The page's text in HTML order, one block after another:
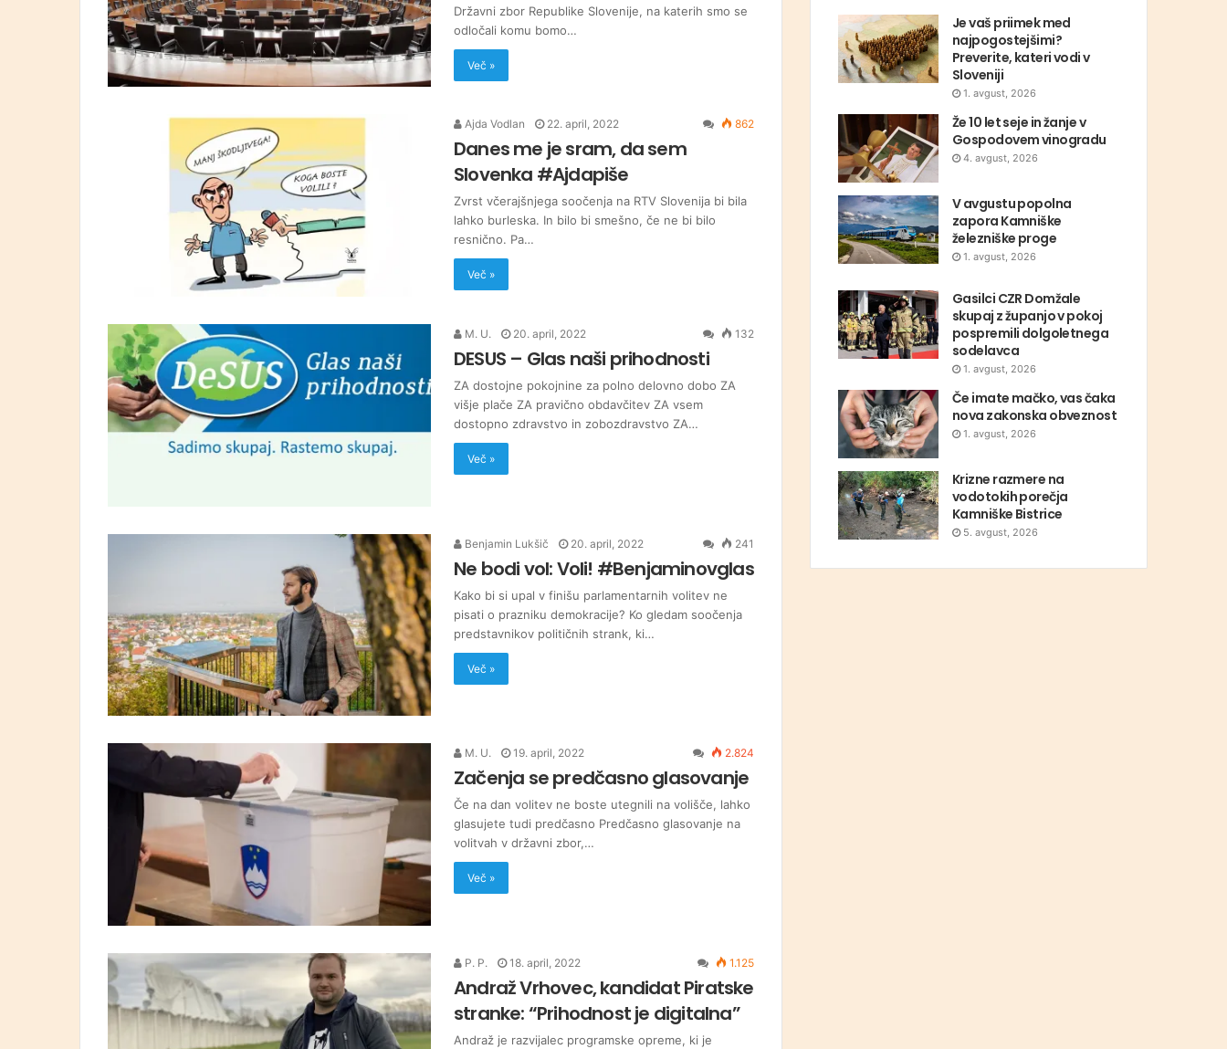
Državni zbor Republike Slovenije, na katerih smo se
odločali komu bomo…
Več »
Ajda Vodlan 22. april, 2022 862
Danes me je sram, da sem
Slovenka #Ajdapiše
Zvrst včerajšnjega soočenja na RTV Slovenija bi bila
lahko burleska. In bilo bi smešno, če ne bi bilo
resnično. Pa…
Več »
M. U. 20. april, 2022 132
DESUS – Glas naši prihodnosti
ZA dostojne pokojnine za polno delovno dobo ZA
višje plače ZA pravično obdavčitev ZA vsem
dostopno zdravstvo in zobozdravstvo ZA…
Več »
Benjamin Lukšič 20. april, 2022 241
Ne bodi vol: Voli! #Benjaminovglas
Kako bi si upal v finišu parlamentarnih volitev ne
pisati o prazniku demokracije? Ko gledam soočenja
predstavnikov političnih strank, ki…
Več »
M. U. 19. april, 2022 2.824
Začenja se predčasno glasovanje
Če na dan volitev ne boste utegnili na volišče, lahko
glasujete tudi predčasno Predčasno glasovanje na
volitvah v državni zbor,…
Več »
P. P. 18. april, 2022 1.125
Andraž Vrhovec, kandidat Piratske
stranke: “Prihodnost je digitalna”
Andraž je razvijalec programske opreme, ki je
Je vaš priimek med
najpogostejšimi?
Preverite, kateri vodi v
Sloveniji
1. avgust, 2026
Že 10 let seje in žanje v
Gospodovem vinogradu
4. avgust, 2026
V avgustu popolna
zapora Kamniške
železniške proge
1. avgust, 2026
Gasilci CZR Domžale
skupaj z županjo v pokoj
pospremili dolgoletnega
sodelavca
1. avgust, 2026
Če imate mačko, vas čaka
nova zakonska obveznost
1. avgust, 2026
Krizne razmere na
vodotokih porečja
Kamniške Bistrice
5. avgust, 2026